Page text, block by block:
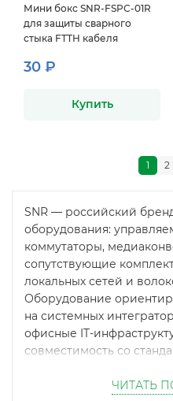
Мини бокс SNR-FSPC-01R
для защиты сварного
стыка FTTH кабеля
30 ₽
Купить
1 2
SNR — российский
оборудования:
коммутаторы,
сопутствующие
локальных сетей и
Оборудование
на системных
офисные IT-
совместимость со
Ходовые позиции SNR —
ЧИТАТЬ